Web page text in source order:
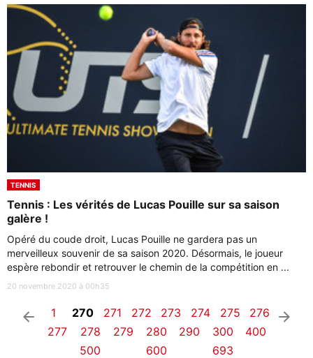
TENNIS
Tennis : Les vérités de Lucas Pouille sur sa saison
galère !
Opéré du coude droit, Lucas Pouille ne gardera pas un
merveilleux souvenir de sa saison 2020. Désormais, le joueur
espère rebondir et retrouver le chemin de la compétition en ...
20 novembre 2020 à 00h35
arrow_left 1 270 271 272 273 274 275
276
277
278 279 280 290 300
400
500
600 693
arrow_right